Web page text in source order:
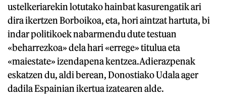
ustelkeriarekin lotutako hainbat kasurengatik ari
dira ikertzen Borboikoa, eta, hori aintzat hartuta, bi
indar politikoek nabarmendu dute testuan
«beharrezkoa» dela hari «errege» titulua eta
«maiestate» izendapena kentzea.Adierazpenak
eskatzen du, aldi berean, Donostiako Udala ager
dadila Espainian ikertua izatearen alde.